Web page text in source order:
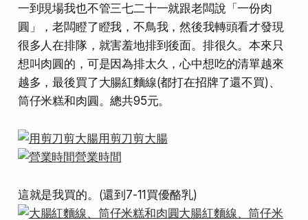
一到現場我也不管三七二十一就跟老闆說「一份肉
圓」，老闆瞪了瞪我，不鳥我，然後我轉頭看才發現
很多人在排隊，就害羞地排到後面。排很久。本來只
想叫肉圓的，可是因為排太久，心中想吃的清單越來
越多，最後買了大腸紅麵線(都打在招牌了還不買)、
筒仔米糕和肉圓。總共95元。
這就是我買的。(還到7-11買優酪乳)